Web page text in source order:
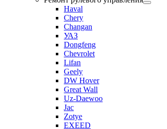
Haval
Chery
Changan
УАЗ
Dongfeng
Chevrolet
Lifan
Geely
DW Hover
Great Wall
Uz-Daewoo
Jac
Zotye
EXEED